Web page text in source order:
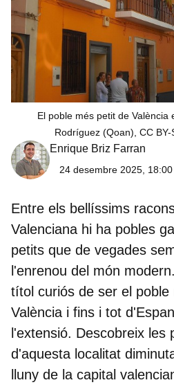
El poble més petit de
Rodríguez (Qoan), CC BY-
Enrique Briz Farran
24 desembre 2025, 18:00
Entre els bellíssims
Valenciana hi ha pobles
petits que de vegades
l'enrenou del món
títol curiós de ser el poble
València i fins i tot
l'extensió. Descobreix les
d'aquesta localitat
lluny de la capital